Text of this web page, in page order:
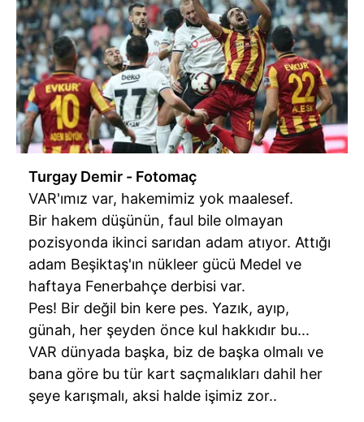
Turgay Demir - Fotomaç
VAR'ımız var, hakemimiz yok maalesef.
Bir hakem düşünün, faul bile olmayan
pozisyonda ikinci sarıdan adam atıyor. Attığı
adam Beşiktaş'ın nükleer gücü Medel ve
haftaya Fenerbahçe derbisi var.
Pes! Bir değil bin kere pes. Yazık, ayıp,
günah, her şeyden önce kul hakkıdır bu...
VAR dünyada başka, biz de başka olmalı ve
bana göre bu tür kart saçmalıkları dahil her
şeye karışmalı, aksi halde işimiz zor..